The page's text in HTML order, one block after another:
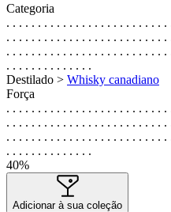
Categoria
. . . . . . . . . . . . . . . . . . . . . . . . .
. . . . . . . . . . . . . . . . . . . . . . . . .
. . . . . . . . . . . . . . . . . . . . . . . . .
. . . . . . . . . . . . . .
Destilado > Whisky canadiano
Força
. . . . . . . . . . . . . . . . . . . . . . . . .
. . . . . . . . . . . . . . . . . . . . . . . . .
. . . . . . . . . . . . . . . . . . . . . . . . .
. . . . . . . . . . . . . .
40%
Adicionar à sua coleção